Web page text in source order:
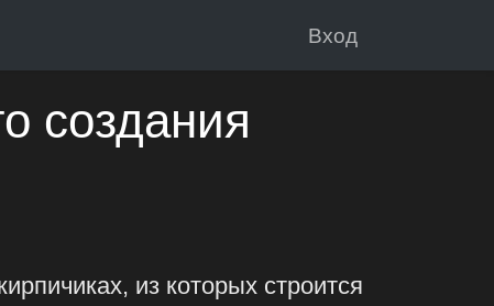
Вход
создания
из которых строится